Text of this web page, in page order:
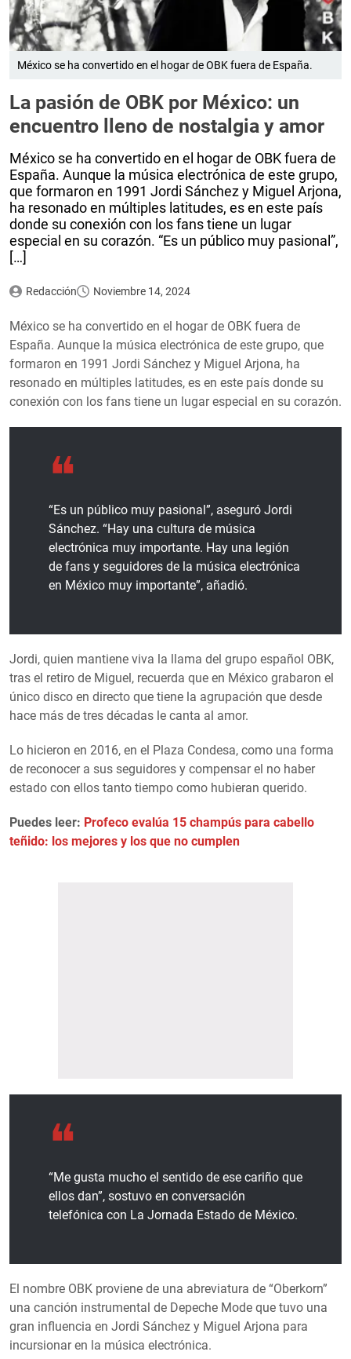
México se ha convertido en el hogar de OBK fuera de España.
La pasión de OBK por México: un
encuentro lleno de nostalgia y amor
México se ha convertido en el hogar de OBK fuera de
España. Aunque la música electrónica de este grupo,
que formaron en 1991 Jordi Sánchez y Miguel Arjona,
ha resonado en múltiples latitudes, es en este país
donde su conexión con los fans tiene un lugar
especial en su corazón. “Es un público muy pasional”,
[…]
Redacción Noviembre 14, 2024
México se ha convertido en el hogar de OBK fuera de
España. Aunque la música electrónica de este grupo, que
formaron en 1991 Jordi Sánchez y Miguel Arjona, ha
resonado en múltiples latitudes, es en este país donde su
conexión con los fans tiene un lugar especial en su corazón.
“Es un público muy pasional”, aseguró Jordi
Sánchez. “Hay una cultura de música
electrónica muy importante. Hay una legión
de fans y seguidores de la música electrónica
en México muy importante”, añadió.
Jordi, quien mantiene viva la llama del grupo español OBK,
tras el retiro de Miguel, recuerda que en México grabaron el
único disco en directo que tiene la agrupación que desde
hace más de tres décadas le canta al amor.
Lo hicieron en 2016, en el Plaza Condesa, como una forma
de reconocer a sus seguidores y compensar el no haber
estado con ellos tanto tiempo como hubieran querido.
Puedes leer: Profeco evalúa 15 champús para cabello
teñido: los mejores y los que no cumplen
“Me gusta mucho el sentido de ese cariño que
ellos dan”, sostuvo en conversación
telefónica con La Jornada Estado de México.
El nombre OBK proviene de una abreviatura de “Oberkorn”
una canción instrumental de Depeche Mode que tuvo una
gran influencia en Jordi Sánchez y Miguel Arjona para
incursionar en la música electrónica.